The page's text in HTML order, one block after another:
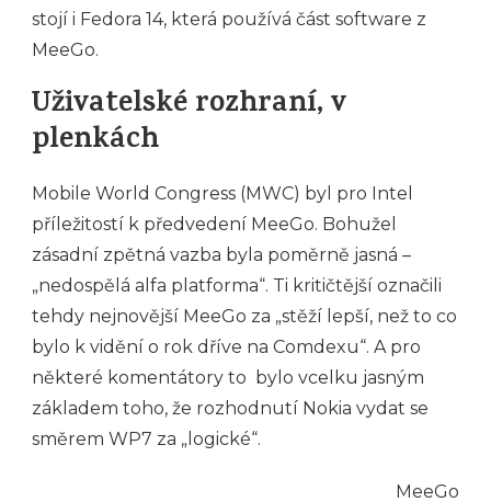
stojí i Fedora 14, která používá část software z
MeeGo.
Uživatelské rozhraní, v
plenkách
Mobile World Congress (MWC) byl pro Intel
příležitostí k předvedení MeeGo. Bohužel
zásadní zpětná vazba byla poměrně jasná –
„nedospělá alfa platforma“. Ti kritičtější označili
tehdy nejnovější MeeGo za „stěží lepší, než to co
bylo k vidění o rok dříve na Comdexu“. A pro
některé komentátory to bylo vcelku jasným
základem toho, že rozhodnutí Nokia vydat se
směrem WP7 za „logické“.
MeeGo